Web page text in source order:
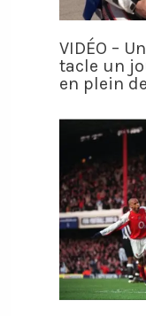
VIDÉO –
tacle un
en plein